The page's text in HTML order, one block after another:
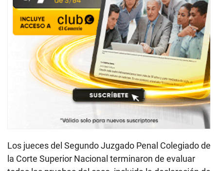
Los jueces del Segundo Juzgado Penal Colegiado de
la Corte Superior Nacional terminaron de evaluar